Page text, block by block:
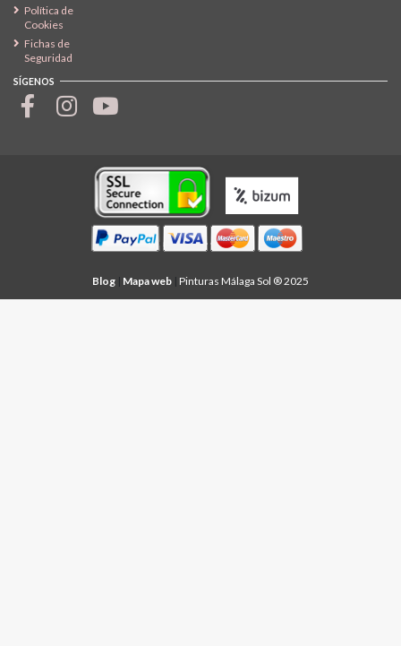
Política de
Cookies
Fichas de
Seguridad
SÍGENOS
Blog | Mapa web | Pinturas Málaga Sol ® 2025